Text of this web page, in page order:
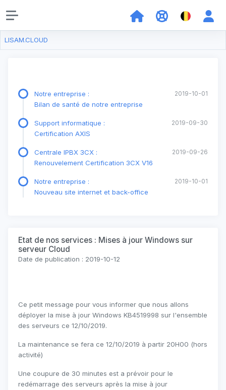
LISAM.CLOUD
2019-10-01
Notre entreprise :
Bilan de santé de notre entreprise
2019-09-30
Support informatique :
Certification AXIS
2019-09-26
Centrale IPBX 3CX :
Renouvelement Certification 3CX V16
2019-10-01
Notre entreprise :
Nouveau site internet et back-office
Etat de nos services : Mises à jour Windows sur
serveur Cloud
Date de publication : 2019-10-12
Ce petit message pour vous informer que nous allons
déployer la mise à jour Windows KB4519998 sur l'ensemble
des serveurs ce 12/10/2019.
La maintenance se fera ce 12/10/2019 à partir 20H00 (hors
activité)
Une coupure de 30 minutes est a prévoir pour le
redémarrage des serveurs après la mise à jour